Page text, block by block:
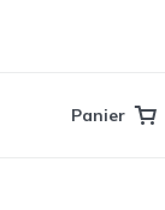
Panier